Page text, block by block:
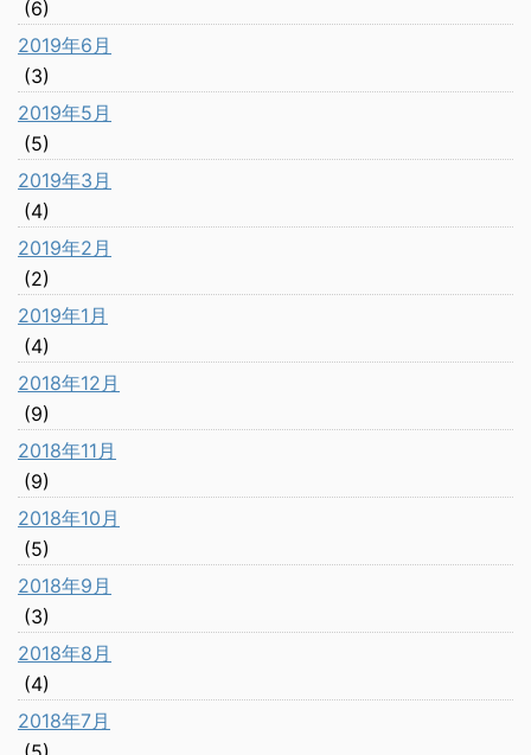
(6)
2019年6月
(3)
2019年5月
(5)
2019年3月
(4)
2019年2月
(2)
2019年1月
(4)
2018年12月
(9)
2018年11月
(9)
2018年10月
(5)
2018年9月
(3)
2018年8月
(4)
2018年7月